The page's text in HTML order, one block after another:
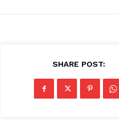
SHARE POST: